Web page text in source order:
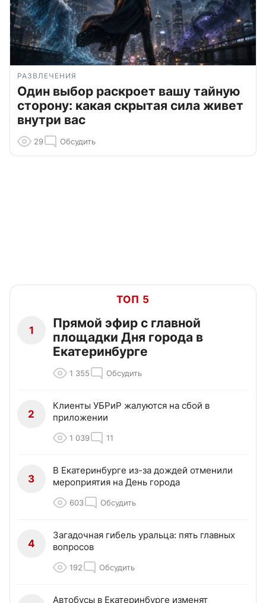
РАЗВЛЕЧЕНИЯ
Один выбор раскроет вашу тайную
сторону: какая скрытая сила живет
внутри вас
29 Обсудить
ТОП 5
1
Прямой эфир с главной
площадки Дня города в
Екатеринбурге
1 355 Обсудить
2
Клиенты УБРиР жалуются на сбой в
приложении
1 039 11
3
В Екатеринбурге из-за дождей отменили
мероприятия на День города
603 Обсудить
4
Загадочная гибель уральца: пять главных
вопросов
192 Обсудить
Автобусы в Екатеринбурге изменят